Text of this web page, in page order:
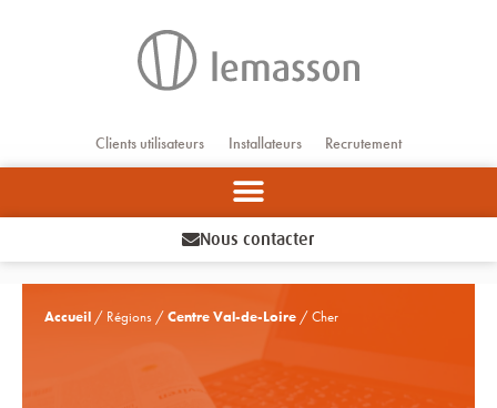
Clients utilisateurs Installateurs Recrutement
Nous contacter
Accueil / Régions /Centre Val-de-Loire / Cher